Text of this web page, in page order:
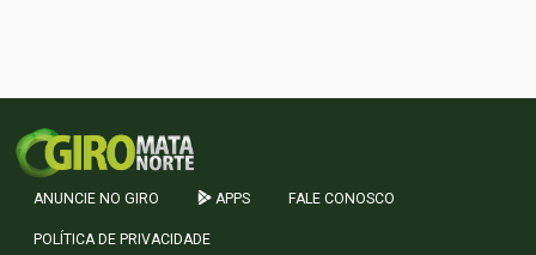
ANUNCIE NO GIRO APPS FALE CONOSCO
POLÍTICA DE PRIVACIDADE